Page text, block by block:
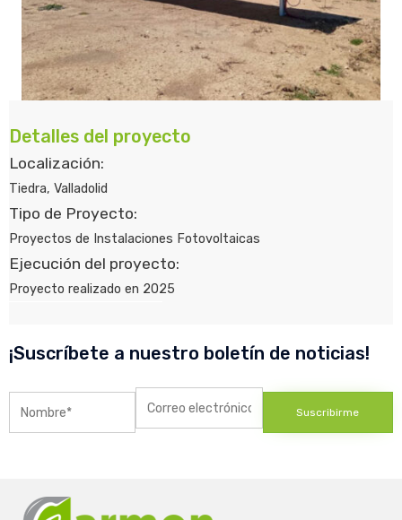
Detalles del proyecto
Localización:
Tiedra, Valladolid
Tipo de Proyecto:
Proyectos de Instalaciones Fotovoltaicas
Ejecución del proyecto:
Proyecto realizado en 2025
¡Suscríbete a nuestro boletín de noticias!